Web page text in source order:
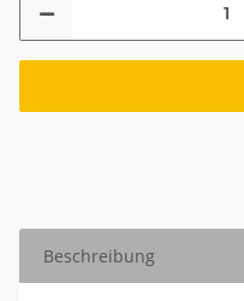
Beschreibung